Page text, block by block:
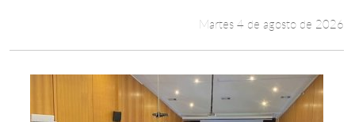
Martes 4 de agosto de 2026